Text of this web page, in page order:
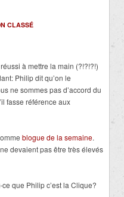
CLASSÉ
à mettre la main (?!?!?!)
Philip dit qu’on le
ne sommes pas d’accord du
fasse référence aux
blogue de la semaine.
devaient pas être très élevés
que Philip c’est la Clique?